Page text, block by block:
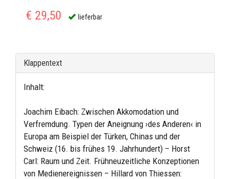
€ 29,50 lieferbar
Klappentext
Inhalt:
Joachim Eibach: Zwischen Akkomodation und
Verfremdung. Typen der Aneignung ›des Anderen‹ in
Europa am Beispiel der Türken, Chinas und der
Schweiz (16. bis frühes 19. Jahrhundert) – Horst
Carl: Raum und Zeit. Frühneuzeitliche Konzeptionen
von Medienereignissen – Hillard von Thiessen: